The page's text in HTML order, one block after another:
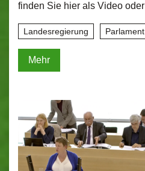
finden Sie hier als Video
Landesregierung Parlament
Mehr